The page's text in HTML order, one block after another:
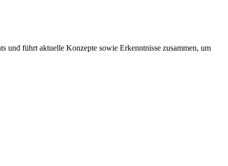
und führt aktuelle Konzepte sowie Erkenntnisse zusammen, um